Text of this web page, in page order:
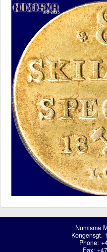
Numisma
Kongensgt.
Phone:
Fax: